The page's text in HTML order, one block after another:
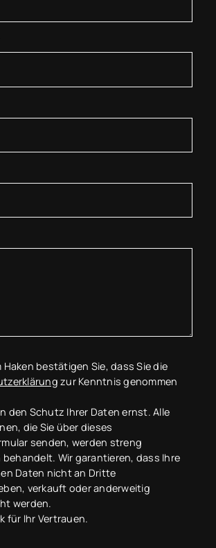
Haken bestätigen Sie, dass Sie die
zur Kenntnis genommen
den Schutz Ihrer Daten ernst. Alle
die Sie über dieses
senden, werden streng
Wir garantieren, dass Ihre
Daten nicht an Dritte
verkauft oder anderweitig
werden.
für Ihr Vertrauen.